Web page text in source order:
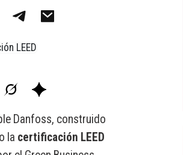
Danfoss, construido
la certificación LEED